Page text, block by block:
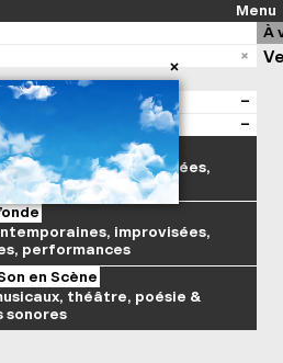
Menu
improvisées,
performances
improvisées,
performances
en Scène
théâtre, poésie &
sonores
À